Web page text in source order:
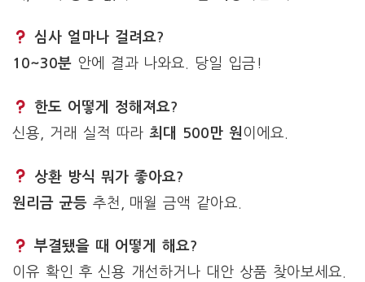
심사 얼마나 걸려요?
10~30분 안에 결과 나와요. 당일 입금!
한도 어떻게 정해져요?
신용, 거래 실적 따라최대 500만 원이에요.
상환 방식 뭐가 좋아요?
원리금 균등추천, 매월 금액 같아요.
부결됐을 때 어떻게 해요?
이유 확인 후 신용 개선하거나 대안 상품 찾아보세요.